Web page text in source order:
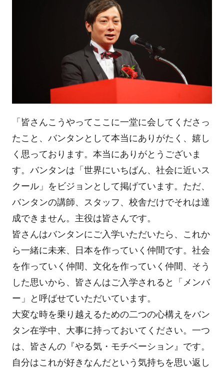
「皆さんこうやってここに一堂に会してくださっ
たこと、バンタンとして本当にありがたく、嬉し
く思っております。本当にありがとうございま
す。バンタンは「世界にいちばん、社会に近いス
クール」をビジョンとして掲げています。ただ、
バンタンの講師、スタッフ、校舎だけでそれは達
成できません。主役は皆さんです。
皆さんはバンタンにご入学いただいたら、これか
ら一緒に未来、日本を作っていく仲間です。社会
を作っていく仲間、文化を作っていく仲間、そう
した思いから、皆さんはご入学されると「メンバ
ー」と呼ばせていただいています。
大変な時を乗り越えるための二つの心構えをバン
タン在学中、大事に持っておいてください。一つ
は、皆さんの『やる気・モチベーション』です。
自分はこれが好きなんだという気持ちを思い返し